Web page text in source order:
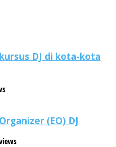
DJ di kota-kota
(EO) DJ